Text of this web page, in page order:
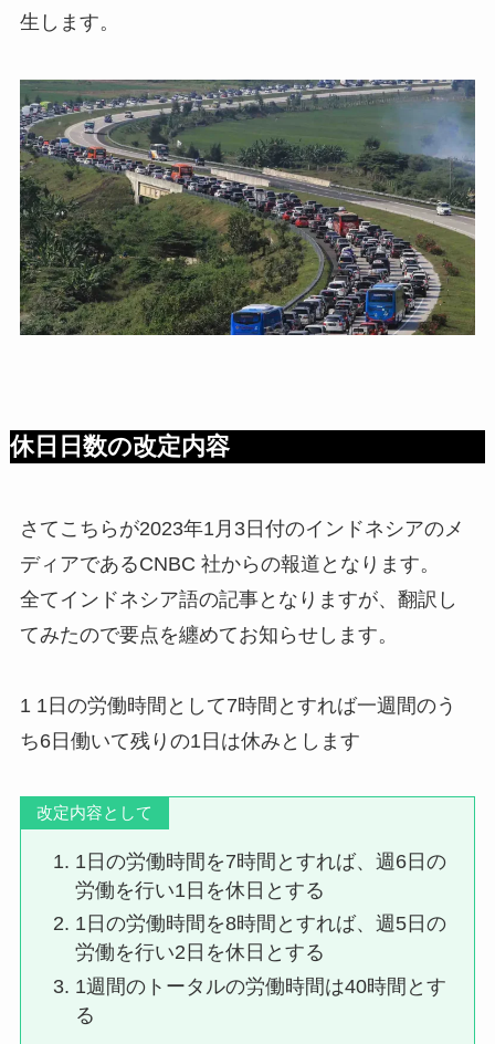
生します。
休日日数の改定内容
さてこちらが2023年1月3日付のインドネシアのメ
ディアであるCNBC 社からの報道となります。
全てインドネシア語の記事となりますが、翻訳し
てみたので要点を纏めてお知らせします。
1 1日の労働時間として7時間とすれば一週間のう
ち6日働いて残りの1日は休みとします
改定内容として
1日の労働時間を7時間とすれば、週6日の
労働を行い1日を休日とする
1日の労働時間を8時間とすれば、週5日の
労働を行い2日を休日とする
1週間のトータルの労働時間は40時間とす
る